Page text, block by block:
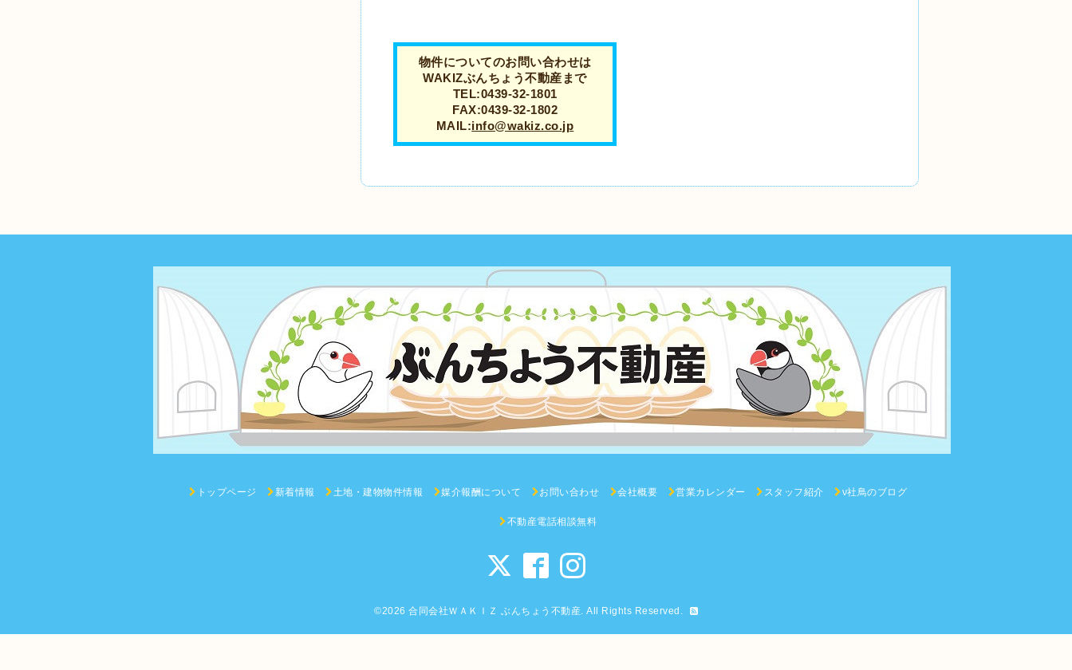
物件についてのお問い合わせは
WAKIZぶんちょう不動産まで
TEL:0439-32-1801
FAX:0439-32-1802
MAIL:info@wakiz.co.jp
トップページ 新着情報 土地・建物物件情報 媒介報酬について お問い合わせ 会社概要 営業カレンダー スタッフ紹介 ν社鳥のブログ
不動産電話相談無料
©2026 合同会社ＷＡＫＩＺ ぶんちょう不動産 . All Rights Reserved.